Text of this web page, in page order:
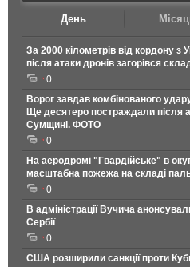
День
За 2000 кілометрів від кордону з
після атаки дронів загорівся
0
Ворог завдав комбінованого
Ще десятеро постраждали після
Сумщині. ФОТО
0
На аеродромі "Гвардійське" в
масштабна пожежа на складі
0
В адміністрації Вучича
Сербії
0
США розширили санкції проти